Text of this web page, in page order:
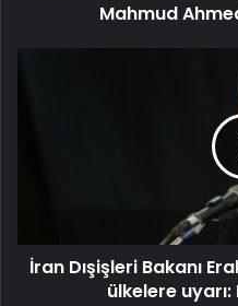
Mahmud
İran Dışişleri Bakanı
ülkelere